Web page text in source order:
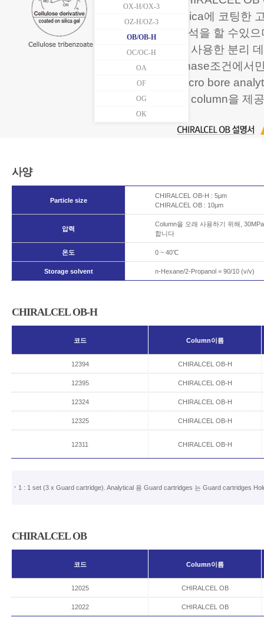
OX-H/OX-3
OZ-H/OZ-3
OB/OB-H
OC/OC-H
OA
OF
OG
OK
Silica에 코팅한
분석을 할 수있
를 사용한 분리
Phase조건에서
Micro bore
의 column을 제
사양
Particle size
CHIRALCEL OB-H : 5μm
CHIRALCEL OB : 10μm
압력
Column을 오래 사용하기 위해,
합니다
온도 0 ~ 40℃
Storage solvent n-Hexane/2-Propanol = 90/10 (v/v)
CHIRALCEL OB-H
코드 Column이름
12394 CHIRALCEL OB-H
12395 CHIRALCEL OB-H
12324 CHIRALCEL OB-H
12325 CHIRALCEL OB-H
12311 CHIRALCEL OB-H
1 : 1 set (3 x Guard cartridge). Analytical 용 Guard cartridges 는 Guard cartridges
CHIRALCEL OB
코드 Column이름
12025 CHIRALCEL OB
12022 CHIRALCEL OB